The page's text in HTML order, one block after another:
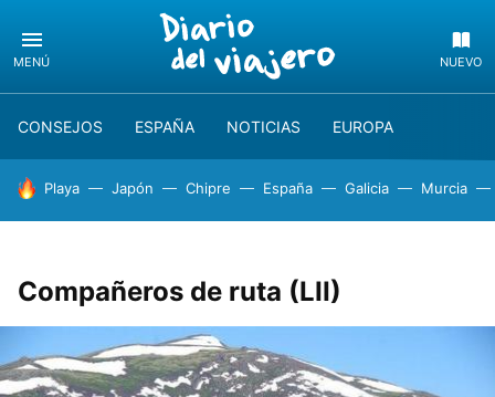
MENÚ NUEVO
CONSEJOS ESPAÑA NOTICIAS EUROPA
HOY SE HABLA DE
Playa Japón Chipre España Galicia Murcia
Compañeros de ruta (LII)